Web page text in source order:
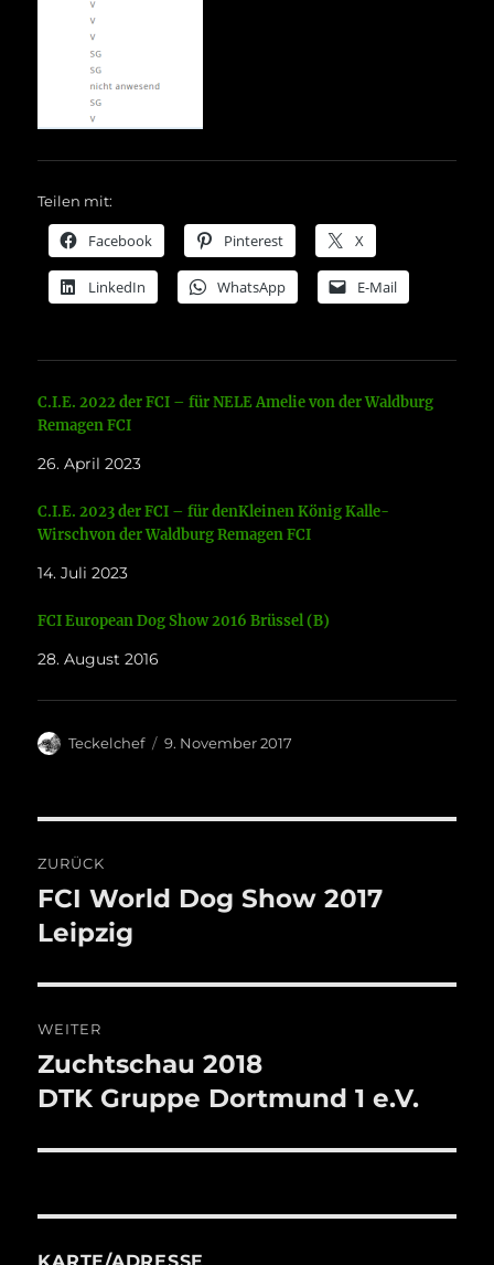
Teilen mit:
Facebook Pinterest X
LinkedIn WhatsApp E-Mail
C.I.E. 2022 der FCI – für NELE Amelie von der Waldburg
Remagen FCI
26. April 2023
C.I.E. 2023 der FCI – für denKleinen König Kalle-
Wirschvon der Waldburg Remagen FCI
14. Juli 2023
FCI European Dog Show 2016 Brüssel (B)
28. August 2016
Autor
Teckelchef
Veröffentlicht
9. November 2017
ZURÜCK
Vorheriger
Beitrag:
FCI World Dog Show 2017
Leipzig
WEITER
Nächster
Beitrag:
Zuchtschau 2018
DTK Gruppe Dortmund 1 e.V.